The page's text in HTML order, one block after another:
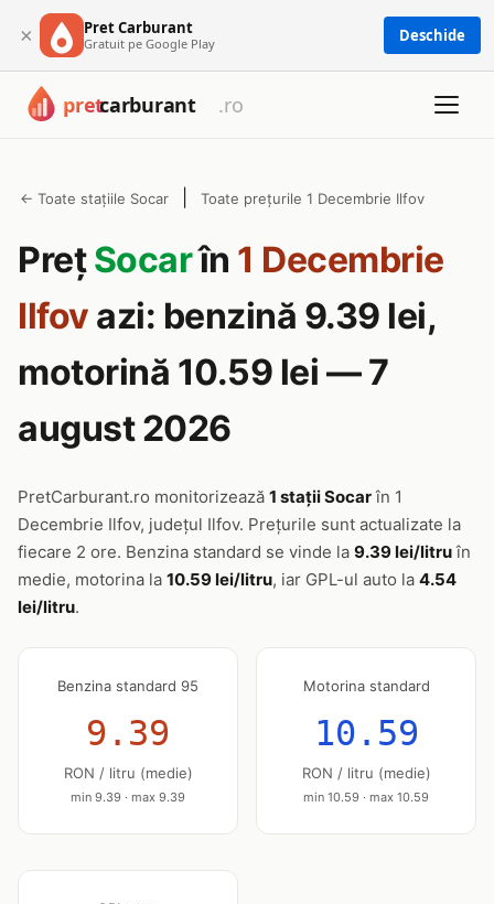
× Pret Carburant
Gratuit pe Google Play Deschide
← Toate stațiile Socar Toate prețurile 1 Decembrie Ilfov
PrețSocarîn 1 Decembrie
Ilfov azi: benzină 9.39 lei,
motorină 10.59 lei — 7
august 2026
PretCarburant.ro monitorizează 1 stații Socarîn 1
Decembrie Ilfov, județul Ilfov. Prețurile sunt actualizate la
fiecare 2 ore. Benzina standard se vinde la 9.39 lei/litruîn
medie, motorina la 10.59 lei/litru, iar GPL-ul auto la 4.54
lei/litru.
Benzina standard 95
9.39
RON / litru (medie)
min 9.39 · max 9.39
Motorina standard
10.59
RON / litru (medie)
min 10.59 · max 10.59